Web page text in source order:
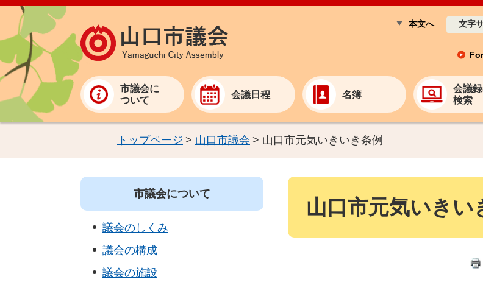
本文へ 文字
市議会に
ついて
会議日程 名簿
会議
検索
トップページ > 山口市議会 > 山口市元気いきいき条例
山口市元気いきい
市議会について
議会のしくみ
議会の構成
議会の施設